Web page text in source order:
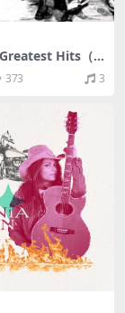
Hits（2
轨/432M）
373 3